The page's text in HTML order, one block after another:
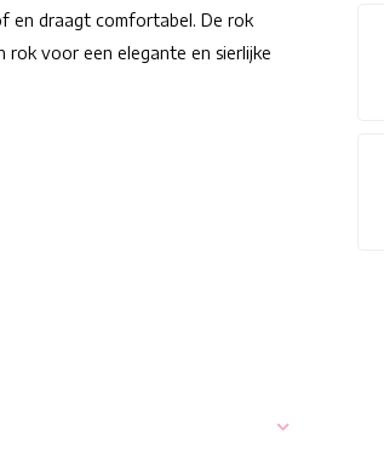
en draagt comfortabel. De rok
voor een elegante en sierlijke